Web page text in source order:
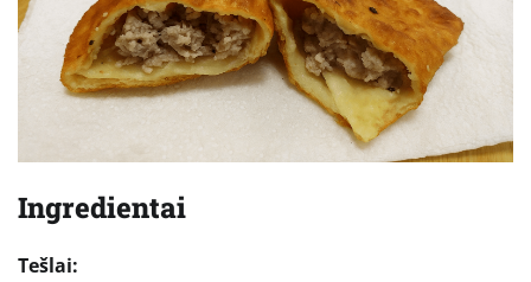
Ingredientai
Tešlai: